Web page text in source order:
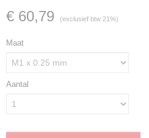
€ 60,79 (exclusief btw 21%)
Maat
Aantal